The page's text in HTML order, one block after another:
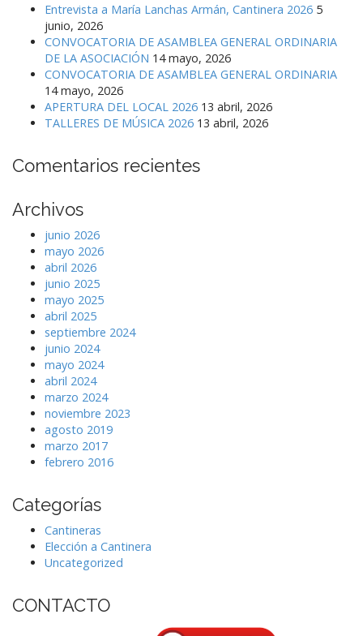
Entrevista a María Lanchas Armán, Cantinera 2026 5
junio, 2026
CONVOCATORIA DE ASAMBLEA GENERAL ORDINARIA
DE LA ASOCIACIÓN 14 mayo, 2026
CONVOCATORIA DE ASAMBLEA GENERAL ORDINARIA
14 mayo, 2026
APERTURA DEL LOCAL 2026 13 abril, 2026
TALLERES DE MÚSICA 2026 13 abril, 2026
Comentarios recientes
Archivos
junio 2026
mayo 2026
abril 2026
junio 2025
mayo 2025
abril 2025
septiembre 2024
junio 2024
mayo 2024
abril 2024
marzo 2024
noviembre 2023
agosto 2019
marzo 2017
febrero 2016
Categorías
Cantineras
Elección a Cantinera
Uncategorized
CONTACTO